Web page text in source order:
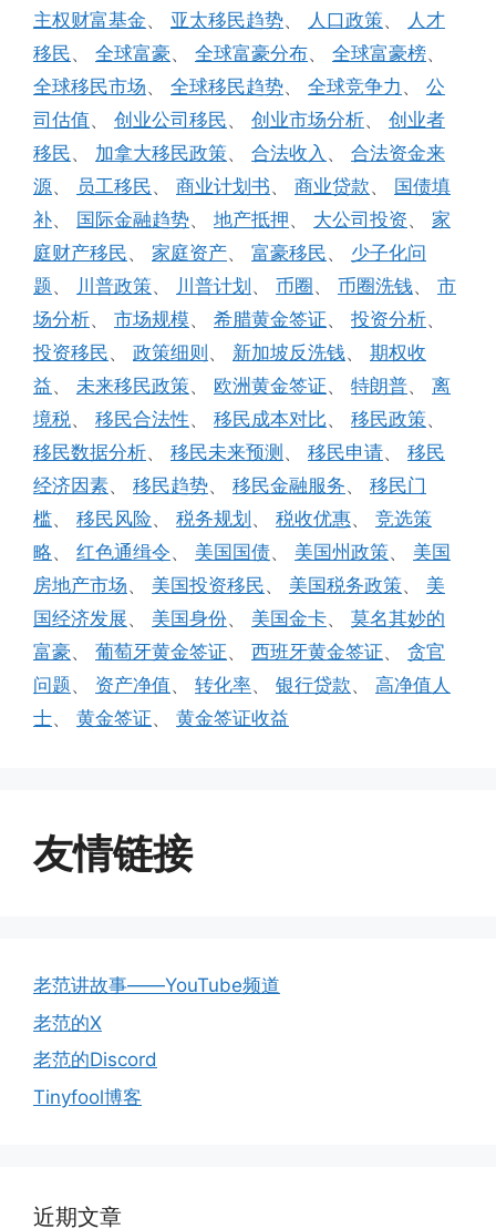
主权财富基金、 亚太移民趋势、 人口政策、
人才
移民、 全球富豪、 全球富豪分布、 全球富豪榜、
全球移民市场、 全球移民趋势、 全球竞争力 、 公
司估值、 创业公司移民、 创业市场分析、 创业者
移民、 加拿大移民政策、 合法收入 、 合法资金来
源、 员工移民、 商业计划书、 商业贷款、 国债填
补、 国际金融趋势、 地产抵押、 大公司投资、 家
庭财产移民、 家庭资产、 富豪移民、 少子化问
题、 川普政策、 川普计划 、 币圈 、 币圈洗钱、 市
场分析、 市场规模、 希腊黄金签证、 投资分析、
投资移民、 政策细则 、 新加坡反洗钱、 期权收
益、 未来移民政策、 欧洲黄金签证、 特朗普、 离
境税、 移民合法性、 移民成本对比、 移民政策、
移民数据分析、 移民未来预测 、 移民申请、 移民
经济因素、 移民趋势、 移民金融服务、 移民门
槛、 移民风险、 税务规划 、 税收优惠、 竞选策
略、 红色通缉令、 美国国债、 美国州政策、 美国
房地产市场、 美国投资移民、 美国税务政策、 美
国经济发展、 美国身份、 美国金卡、 莫名其妙的
富豪、 葡萄牙黄金签证、 西班牙黄金签证、 贪官
问题、 资产净值、 转化率、 银行贷款、 高净值人
士、 黄金签证、 黄金签证收益
友情链接
老范讲故事——YouTube频道
老范的X
老范的Discord
Tinyfool博客
近期文章